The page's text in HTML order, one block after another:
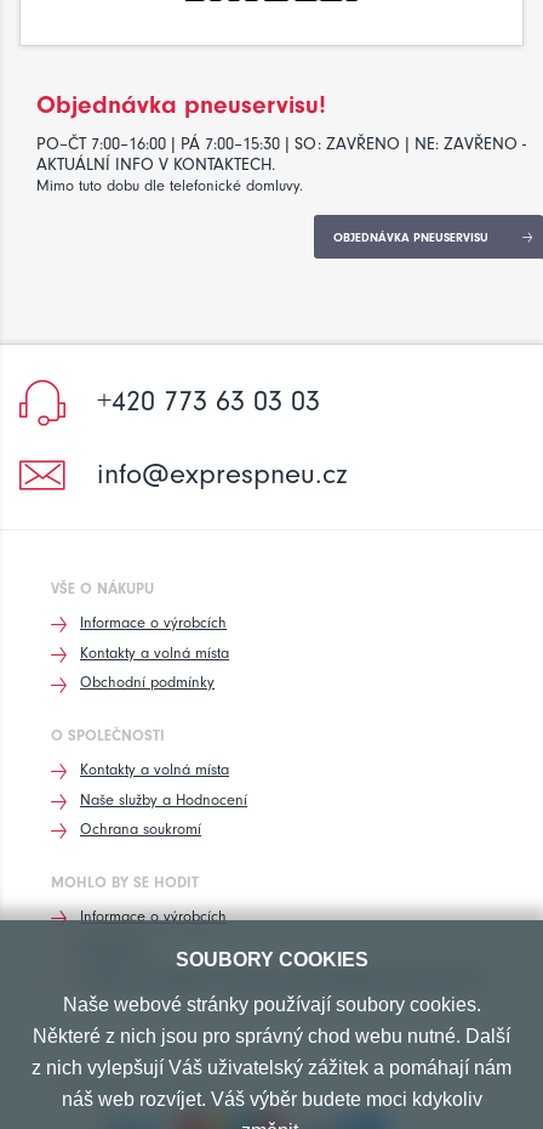
Objednávka pneuservisu!
PO–ČT 7:00–16:00 | PÁ 7:00–15:30 | SO: ZAVŘENO | NE: ZAVŘENO -
AKTUÁLNÍ INFO V KONTAKTECH.
Mimo tuto dobu dle telefonické domluvy.
OBJEDNÁVKA PNEUSERVISU
+420 773 63 03 03
info@exprespneu.cz
VŠE O NÁKUPU
Informace o výrobcích
Kontakty a volná místa
Obchodní podmínky
O SPOLEČNOSTI
Kontakty a volná místa
Naše služby a Hodnocení
Ochrana soukromí
MOHLO BY SE HODIT
Informace o výrobcích
PŘIJÍMÁME TYTO PLATBY
SOUBORY COOKIES
Naše webové stránky používají soubory cookies.
Některé z nich jsou pro správný chod webu nutné. Další
z nich vylepšují Váš uživatelský zážitek a pomáhají nám
náš web rozvíjet. Váš výběr budete moci kdykoliv